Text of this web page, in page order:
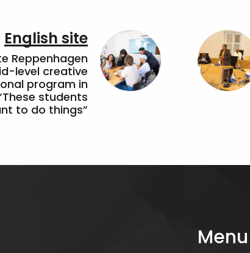
English site
Reppenhagen
level creative
program in
students
to do things”
Menu